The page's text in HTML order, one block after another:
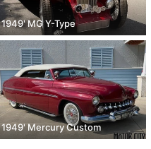
1949' MG Y-Type
1949' Mercury Custom